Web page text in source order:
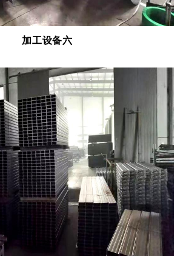
加工设备六